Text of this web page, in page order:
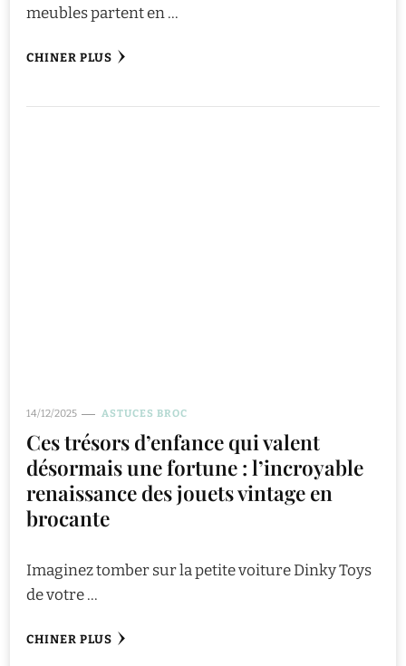
meubles partent en …
CHINER PLUS
14/12/2025 ASTUCES BROC
Ces trésors d’enfance qui valent
désormais une fortune : l’incroyable
renaissance des jouets vintage en
brocante
Imaginez tomber sur la petite voiture Dinky Toys
de votre …
CHINER PLUS